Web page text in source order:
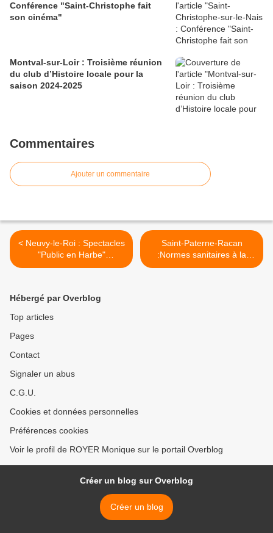
Conférence "Saint-Christophe fait
son cinéma"
Montval-sur-Loir : Troisième réunion
du club d’Histoire locale pour la
saison 2024-2025
Commentaires
Ajouter un commentaire
< Neuvy-le-Roi : Spectacles
"Public en Harbe"
communiqués de presse
Saint-Paterne-Racan
:Normes sanitaires à la
piscine >
Hébergé par Overblog
Top articles
Pages
Contact
Signaler un abus
C.G.U.
Cookies et données personnelles
Préférences cookies
Voir le profil de ROYER Monique sur le portail Overblog
Créer un blog sur Overblog
Créer un blog